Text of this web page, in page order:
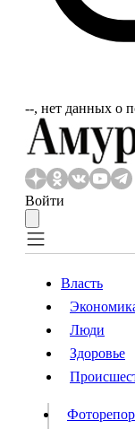
‐‐, нет данных о
Войти
Власть
Происшествия
Видео
Власть
Люди
Здоровье